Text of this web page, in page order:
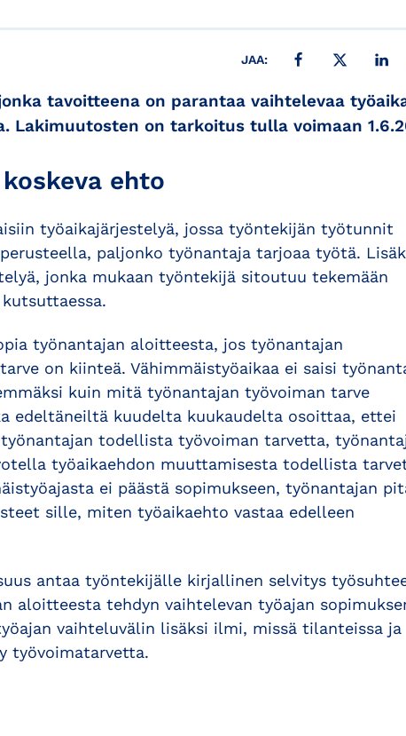
JAA: JAA FACEBOOKISSA
JAA X:SSÄ
tavoitteena on parantaa vaihtelevaa
Lakimuutosten on tarkoitus tulla voimaan
ehto
työaikajärjestelyä, jossa työntekijän työtunnit
paljonko työnantaja tarjoaa työtä.
jonka mukaan työntekijä sitoutuu tekemään
työnantajan aloitteesta, jos työnantajan
on kiinteä. Vähimmäistyöaikaa ei saisi
kuin mitä työnantajan työvoiman tarve
edeltäneiltä kuudelta kuukaudelta osoittaa, ettei
todellista työvoiman tarvetta,
työaikaehdon muuttamisesta todellista
ei päästä sopimukseen, työnantajan
sille, miten työaikaehto vastaa edelleen
antaa työntekijälle kirjallinen selvitys
aloitteesta tehdyn vaihtelevan työajan
vaihteluvälin lisäksi ilmi, missä tilanteissa ja
työvoimatarvetta.